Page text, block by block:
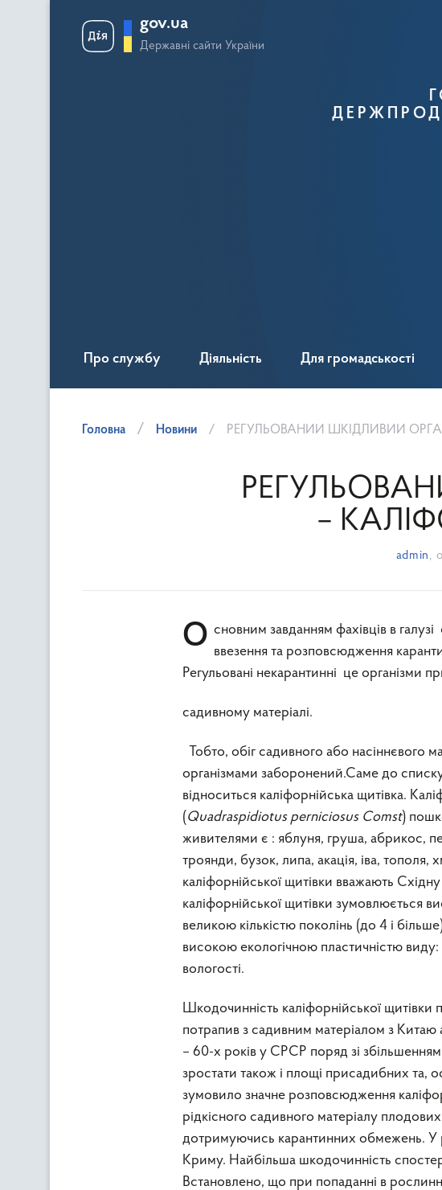
gov.ua
Державні сайти України
Про службу Діяльність Для громадськості
Головна Новини РЕГУЛЬОВАНИЙ ШКІДЛИВИЙ
–
admin ,
Основним завданням фахівців в галузі фітосанітарного регулювання є недопущення ввезення та розповсюдження
Регульовані некарантинні це організми
садивному матеріалі.
Тобто, обіг садивного або насіннєвого
організмами заборонений.Саме до
відноситься каліфорнійська щитівка.
(Quadraspidiotus perniciosus Comst)
живителями є : яблуня, груша, абрикос,
троянди, бузок, липа, акація, іва, тополя,
каліфорнійської щитівки вважають
каліфорнійської щитівки зумовлюється
великою кількістю поколінь (до 4 і
високою екологічною пластичністю
вологості.
Шкодочинність каліфорнійської щитівки
потрапив з садивним матеріалом з Китаю
– 60-х років у СРСР поряд зі
зростати також і площі присадибних
зумовило значне розповсюдження
рідкісного садивного матеріалу
дотримуючись карантинних обмежень. У
Криму. Найбільша шкодочинність
Встановлено, що при попаданні в